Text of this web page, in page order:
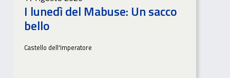
I lunedì del Mabuse: Un sacco
bello
Castello dell'Imperatore